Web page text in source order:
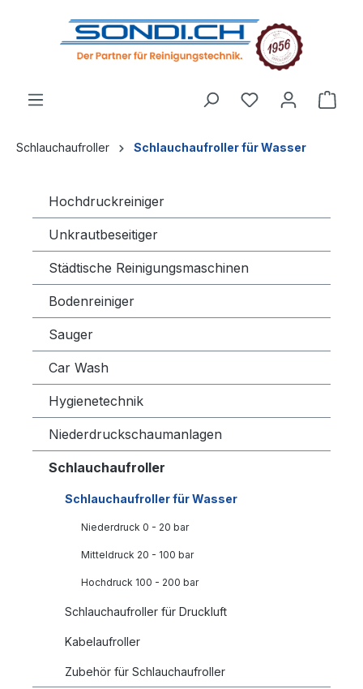
springen
Schlauchaufroller Schlauchaufroller für Wasser
Hochdruckreiniger
Unkrautbeseitiger
Städtische Reinigungsmaschinen
Bodenreiniger
Sauger
Car Wash
Hygienetechnik
Niederdruckschaumanlagen
Schlauchaufroller
Schlauchaufroller für Wasser
Niederdruck 0 - 20 bar
Mitteldruck 20 - 100 bar
Hochdruck 100 - 200 bar
Schlauchaufroller für Druckluft
Kabelaufroller
Zubehör für Schlauchaufroller